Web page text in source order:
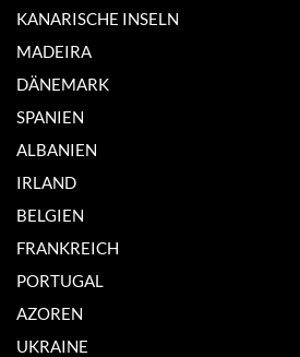
KANARISCHE INSELN
MADEIRA
DÄNEMARK
SPANIEN
ALBANIEN
IRLAND
BELGIEN
FRANKREICH
PORTUGAL
AZOREN
UKRAINE